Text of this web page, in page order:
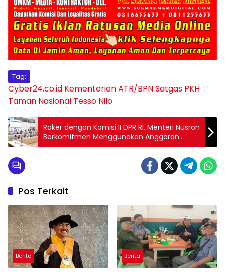
Tag:
Cyber24.co.id Kementerian ATR/BPNSatgas PKH
Taman Nasional Tesso Nilo
Raker dengan Komisi II DPR RI, Menteri Nusron
Berkomitmen Menggunakan Anggaran
untuk Membuat Layanan Pertanahan
Semakin Akurat, Prudent, dan Akuntabel
Pos Terkait
Berita Berita